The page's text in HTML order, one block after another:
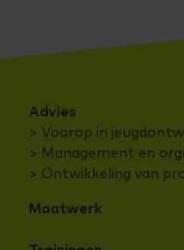
Advies
> Voorop in
> Management en
> Ontwikkeling van
Maatwerk